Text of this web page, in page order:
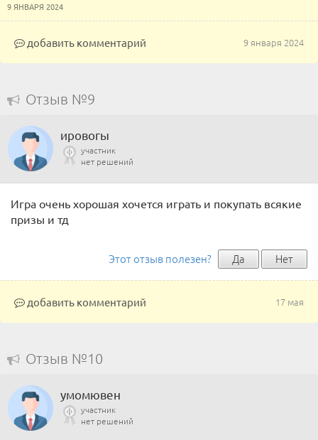
9 ЯНВАРЯ 2024
9 января 2024
добавить комментарий
Отзыв №9
ировогы
участник
нет решений
Игра очень хорошая хочется играть и покупать всякие
призы и тд
Этот отзыв полезен? Да Нет
17 мая
добавить комментарий
Отзыв №10
умомювен
участник
нет решений